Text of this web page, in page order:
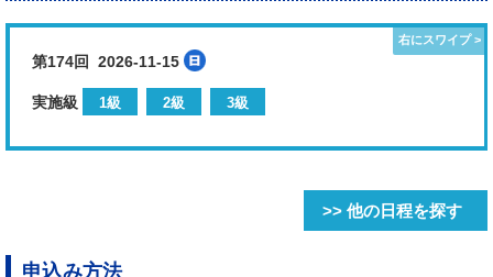
第174回 2026-11-15
実施級 1級 2級 3級
>> 他の日程を探す
申込み方法